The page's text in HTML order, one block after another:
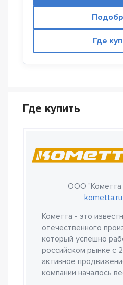
Где
Где купить
ООО "Кометта
kometta.ru
Кометта - это
отечественного
который успешно
российском рынке с
активное
компании началось